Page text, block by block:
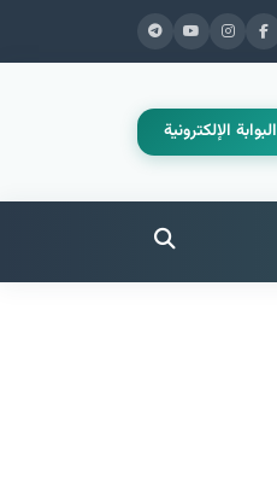
البوابة الإلكترونية